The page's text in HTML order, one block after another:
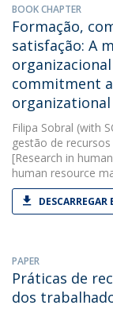
BOOK CHAPTER
Formação,
satisfação: A
commitment
Filipa Sobral (with
gestão de
[Research in
human resource
PAPER
Práticas de
dos